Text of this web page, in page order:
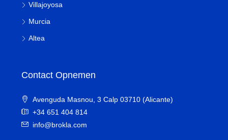
Villajoyosa
Murcia
Altea
Contact Opnemen
Avenguda Masnou, 3 Calp 03710 (Alicante)
+34 651 404 814
info@brokla.com